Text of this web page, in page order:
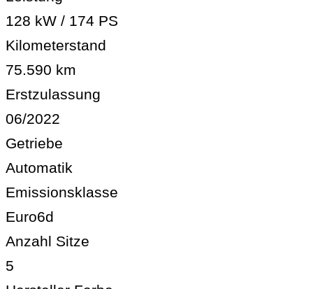
128 kW / 174 PS
Kilometerstand
75.590 km
Erstzulassung
06/2022
Getriebe
Automatik
Emissionsklasse
Euro6d
Anzahl Sitze
5